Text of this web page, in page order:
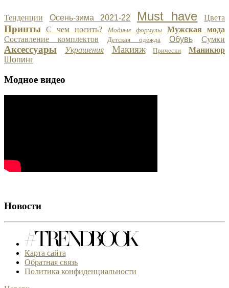
Тенденции Осень-зима 2021-22 Must have Цвета
Принты С чем носить? Модные формулы
Мужская мода
Составление комплектов
Детская одежда Обувь Сумки
Аксессуары Украшения Макияж Прически
Маникюр
Шопинг
Модное видео
Новости
Карта сайта
Обратная связь
Политика конфиденциальности